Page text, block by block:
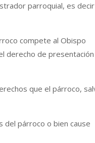
parroquial, es decir
compete al Obispo
derecho de
que el párroco,
del párroco o bien cause